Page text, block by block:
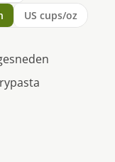
US cups/oz